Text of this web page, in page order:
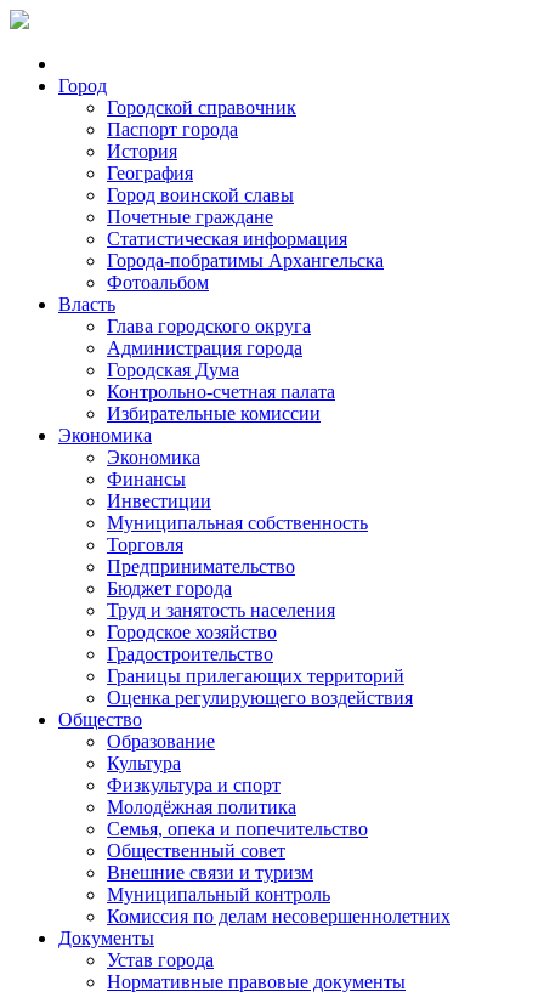
Город
Городской справочник
Паспорт города
История
География
Город воинской славы
Почетные граждане
Статистическая информация
Города-побратимы Архангельска
Фотоальбом
Власть
Глава городского округа
Администрация города
Городская Дума
Контрольно-счетная палата
Избирательные комиссии
Экономика
Экономика
Финансы
Инвестиции
Муниципальная собственность
Торговля
Предпринимательство
Бюджет города
Труд и занятость населения
Городское хозяйство
Градостроительство
Границы прилегающих территорий
Оценка регулирующего воздействия
Общество
Образование
Культура
Физкультура и спорт
Молодёжная политика
Семья, опека и попечительство
Общественный совет
Внешние связи и туризм
Муниципальный контроль
Комиссия по делам несовершеннолетних
Документы
Устав города
Нормативные правовые документы